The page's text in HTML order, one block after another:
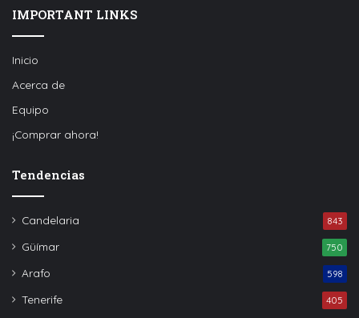
IMPORTANT LINKS
Inicio
Acerca de
Equipo
¡Comprar ahora!
Tendencias
Candelaria 843
Güímar 750
Arafo 598
Tenerife 405